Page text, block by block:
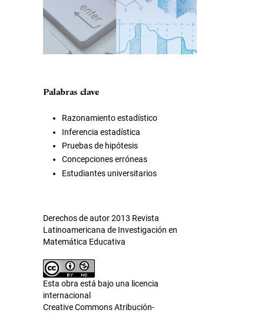
Palabras clave
Razonamiento estadístico
Inferencia estadística
Pruebas de hipótesis
Concepciones erróneas
Estudiantes universitarios
Derechos de autor 2013 Revista
Latinoamericana de Investigación en
Matemática Educativa
Esta obra está bajo una licencia
internacional
Creative Commons Atribución-